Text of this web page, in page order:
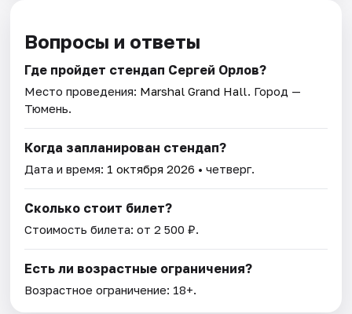
Вопросы и ответы
Где пройдет стендап Сергей Орлов?
Место проведения: Marshal Grand Hall. Город —
Тюмень.
Когда запланирован стендап?
Дата и время: 1 октября 2026 • четверг.
Сколько стоит билет?
Стоимость билета: от 2 500 ₽.
Есть ли возрастные ограничения?
Возрастное ограничение: 18+.